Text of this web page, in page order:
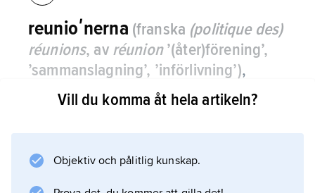
reunioʹnerna (franska (politique des)
réunions, av réunion’(åter)förening’,
’sammanslagning’, ’införlivning’),
franska annekteringar genomförda av
LudvigXIVgenom domstolar,chambres
Med utgångspunkt i de franska
Vill du komma åt hela artikeln?
Objektiv och pålitlig kunskap.